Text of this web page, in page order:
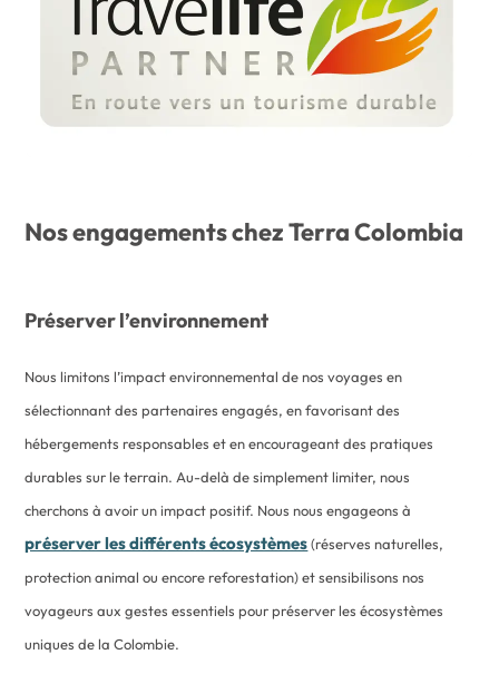
Nos engagements chez Terra Colombia
Préserver l’environnement
Nous limitons l’impact environnemental de nos voyages en
sélectionnant des partenaires engagés, en favorisant des
hébergements responsables et en encourageant des pratiques
durables sur le terrain. Au-delà de simplement limiter, nous
cherchons à avoir un impact positif. Nous nous engageons à
préserver les différents écosystèmes(réserves naturelles,
protection animal ou encore reforestation) et sensibilisons nos
voyageurs aux gestes essentiels pour préserver les écosystèmes
uniques de la Colombie.